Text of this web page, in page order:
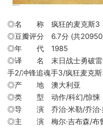
◎名 称 疯狂的麦克斯3
◎豆瓣评分 6.7分 (共20950
◎年 代 1985
◎译 名 末日战士勇破雷电
手2/冲锋追魂手3/疯狂麦克
◎产 地 澳大利亚
◎类 型 动作/科幻/惊悚
◎导 演 乔治·米勒/乔治·
◎主 演 梅尔·吉布森/布鲁